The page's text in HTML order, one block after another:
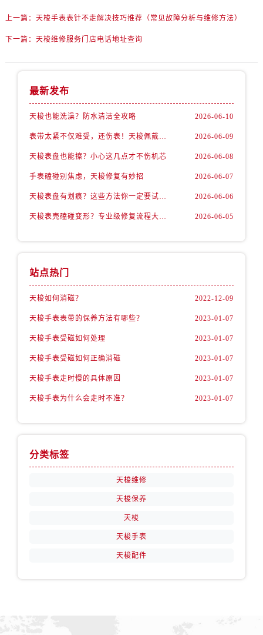
上一篇： 天梭手表表针不走解决技巧推荐（常见故障分析与维修方法）
下一篇： 天梭维修服务门店电话地址查询
最新发布
天梭也能洗澡？防水清洁全攻略 2026-06-10
表带太紧不仅难受，还伤表！天梭佩戴优化技巧 2026-06-09
天梭表盘也能擦？小心这几点才不伤机芯 2026-06-08
手表磕碰别焦虑，天梭修复有妙招 2026-06-07
天梭表盘有划痕？这些方法你一定要试试！ 2026-06-06
天梭表壳磕碰变形？专业级修复流程大公开 2026-06-05
站点热门
天梭如何消磁？ 2022-12-09
天梭手表表带的保养方法有哪些？ 2023-01-07
天梭手表受磁如何处理 2023-01-07
天梭手表受磁如何正确消磁 2023-01-07
天梭手表走时慢的具体原因 2023-01-07
天梭手表为什么会走时不准？ 2023-01-07
分类标签
天梭维修
天梭保养
天梭
天梭手表
天梭配件